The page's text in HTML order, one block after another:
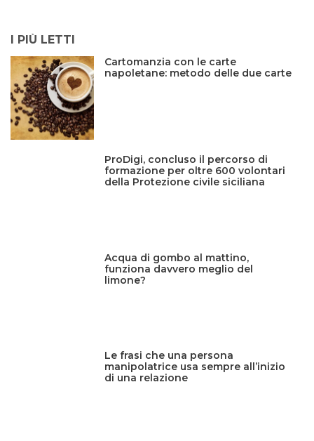
I PIÙ LETTI
Cartomanzia con le carte
napoletane: metodo delle due carte
ProDigi, concluso il percorso di
formazione per oltre 600 volontari
della Protezione civile siciliana
Acqua di gombo al mattino,
funziona davvero meglio del
limone?
Le frasi che una persona
manipolatrice usa sempre all’inizio
di una relazione